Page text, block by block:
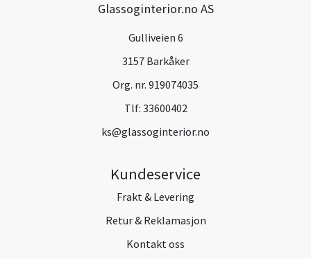
Glassoginterior.no AS
Gulliveien 6
3157 Barkåker
Org. nr. 919074035
Tlf: 33600402
ks@glassoginterior.no
Kundeservice
Frakt & Levering
Retur & Reklamasjon
Kontakt oss